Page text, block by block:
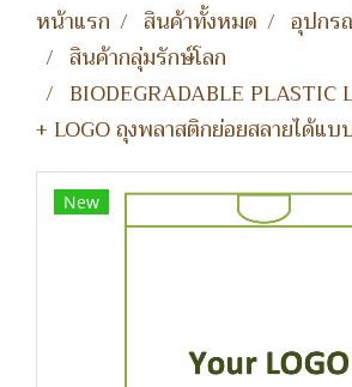
หน้าแรก สินค้าทั้งหมด
อุปก
สินค้ากลุ่มรักษ์โลก
BIODEGRADABLE PLASTIC
+ LOGO ถุงพลาสติกย่อยสลายได้แ
New